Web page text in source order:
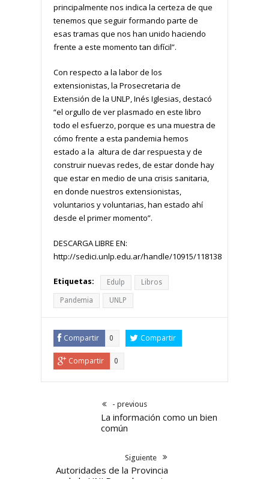
principalmente nos indica la certeza de que
tenemos que seguir formando parte de
esas tramas que nos han unido haciendo
frente a este momento tan difícil”.
Con respecto a la labor de los
extensionistas, la Prosecretaria de
Extensión de la UNLP, Inés Iglesias, destacó
“el orgullo de ver plasmado en este libro
todo el esfuerzo, porque es una muestra de
cómo frente a esta pandemia hemos
estado a la altura de dar respuesta y de
construir nuevas redes, de estar donde hay
que estar en medio de una crisis sanitaria,
en donde nuestros extensionistas,
voluntarios y voluntarias, han estado ahí
desde el primer momento”.
DESCARGA LIBRE EN:
http://sedici.unlp.edu.ar/handle/10915/118138
Etiquetas: Edulp Libros
Pandemia UNLP
Compartir 0 Compartir
Compartir 0
- previous
La información como un bien
común
Siguiente
Autoridades de la Provincia